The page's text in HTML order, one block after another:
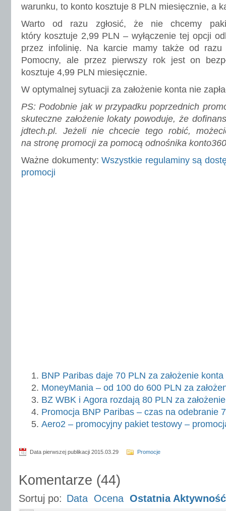
warunku, to konto kosztuje 8 PLN miesięcznie, a
Warto od razu zgłosić, że nie chcemy
który kosztuje 2,99 PLN – wyłączenie tej opcji
przez infolinię. Na karcie mamy także od razu
Pomocny, ale przez pierwszy rok jest on
kosztuje 4,99 PLN miesięcznie.
W optymalnej sytuacji za założenie konta nie
PS: Podobnie jak w przypadku poprzednich
skuteczne założenie lokaty powoduje, że
jdtech.pl. Jeżeli nie chcecie tego robić,
na stronę promocji za pomocą odnośnika
Ważne dokumenty: Wszystkie regulaminy są
promocji
BNP Paribas daje 70 PLN za założenie
MoneyMania – od 100 do 600 PLN za
BZ WBK i Agora rozdają 80 PLN za
Promocja BNP Paribas – czas na odebranie
Aero2 – promocyjny pakiet testowy –
Data pierwszej publikacji 2015.03.29 Promocje
Komentarze (44)
Sortuj po: Data Ocena Ostatnia Aktywność